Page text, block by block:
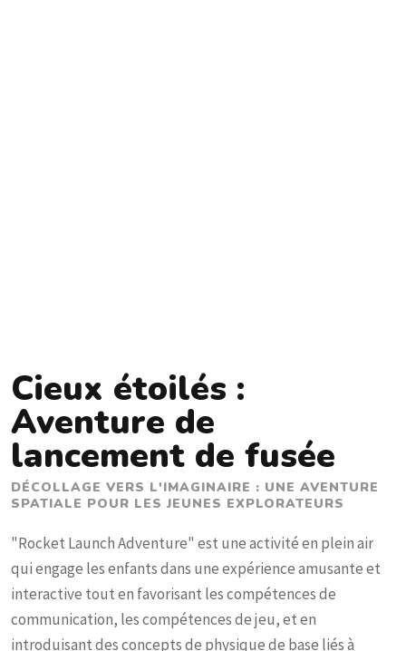
Cieux étoilés :
Aventure de
lancement de fusée
DÉCOLLAGE VERS L'IMAGINAIRE : UNE AVENTURE
SPATIALE POUR LES JEUNES EXPLORATEURS
"Rocket Launch Adventure" est une activité en plein air
qui engage les enfants dans une expérience amusante et
interactive tout en favorisant les compétences de
communication, les compétences de jeu, et en
introduisant des concepts de physique de base liés à